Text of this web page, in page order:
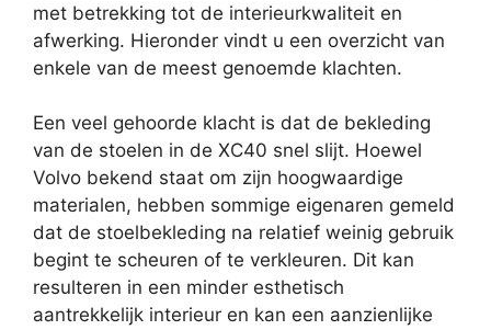
met betrekking tot de interieurkwaliteit en
afwerking. Hieronder vindt u een overzicht van
enkele van de meest genoemde klachten.
Een veel gehoorde klacht is dat de bekleding
van de stoelen in de XC40 snel slijt. Hoewel
Volvo bekend staat om zijn hoogwaardige
materialen, hebben sommige eigenaren gemeld
dat de stoelbekleding na relatief weinig gebruik
begint te scheuren of te verkleuren. Dit kan
resulteren in een minder esthetisch
aantrekkelijk interieur en kan een aanzienlijke